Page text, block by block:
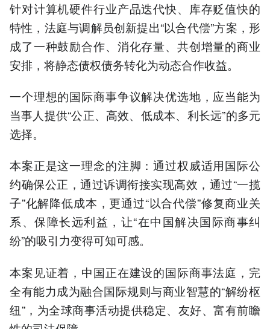
针对计算机硬件行业产品迭代快、库存贬值快的
特性，法庭与调解员创新提出“以合代偿”方案，形
成了一种鼓励合作、消化存量、共创增量的商业
安排，将静态债权债务转化为动态合作收益。
一个理想的国际商事争议解决优选地，应当能为
当事人提供“公正、高效、低成本、利长远”的多元
选择。
本案正是这一理念的注脚：通过权威适用国际公
约确保公正，通过诉调衔接实现高效，通过“一揽
子”化解降低成本，更通过“以合代偿”修复商业关
系、保障长远利益，让“在中国解决国际商事纠
纷”的吸引力变得可知可感。
本案见证着，中国正在建设的国际商事法庭，完
全有能力成为融合国际规则与商业智慧的“解纷枢
纽”，为全球商事活动提供稳定、友好、富有前瞻